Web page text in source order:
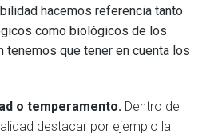
hacemos referencia tanto
como biológicos de los
tenemos que tener en cuenta los
o temperamento. Dentro de
destacar por ejemplo la